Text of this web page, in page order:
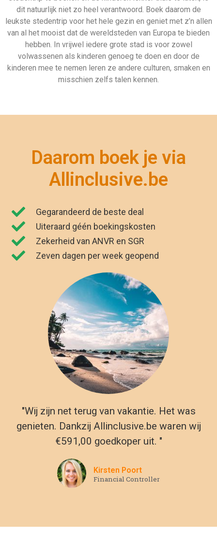
dit natuurlijk niet zo heel verantwoord. Boek daarom de
leukste stedentrip voor het hele gezin en geniet met z’n allen
van al het mooist dat de wereldsteden van Europa te bieden
hebben. In vrijwel iedere grote stad is voor zowel
volwassenen als kinderen genoeg te doen en door de
kinderen mee te nemen leren ze andere culturen, smaken en
misschien zelfs talen kennen.
Daarom boek je via
Allinclusive.be
Gegarandeerd de beste deal
Uiteraard géén boekingskosten
Zekerheid van ANVR en SGR
Zeven dagen per week geopend
"Wij zijn net terug van vakantie. Het was
genieten. Dankzij Allinclusive.be waren wij
€591,00 goedkoper uit. "
Kirsten Poort
Financial Controller